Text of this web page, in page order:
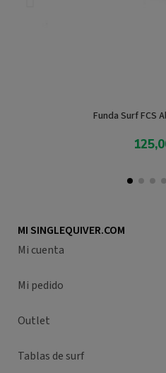
Funda Surf FCS
Añadir al
MI SINGLEQUIVER.COM
Mi cuenta
Mi pedido
Outlet
Tablas de surf